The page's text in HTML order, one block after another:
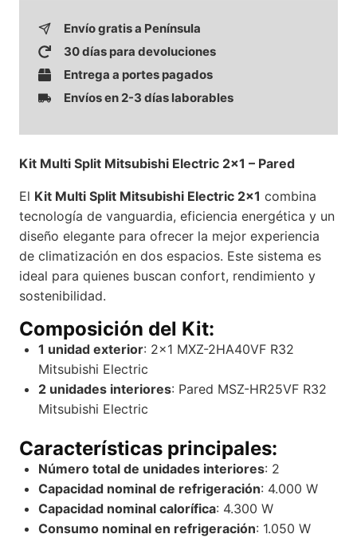
Envío gratis a Península
30 días para devoluciones
Entrega a portes pagados
Envíos en 2-3 días laborables
Kit Multi Split Mitsubishi Electric 2×1 – Pared
El Kit Multi Split Mitsubishi Electric 2×1 combina
tecnología de vanguardia, eficiencia energética y un
diseño elegante para ofrecer la mejor experiencia
de climatización en dos espacios. Este sistema es
ideal para quienes buscan confort, rendimiento y
sostenibilidad.
Composición del Kit:
1 unidad exterior: 2×1 MXZ-2HA40VF R32
Mitsubishi Electric
2 unidades interiores: Pared MSZ-HR25VF R32
Mitsubishi Electric
Características principales:
Número total de unidades interiores: 2
Capacidad nominal de refrigeración: 4.000 W
Capacidad nominal calorífica: 4.300 W
Consumo nominal en refrigeración: 1.050 W